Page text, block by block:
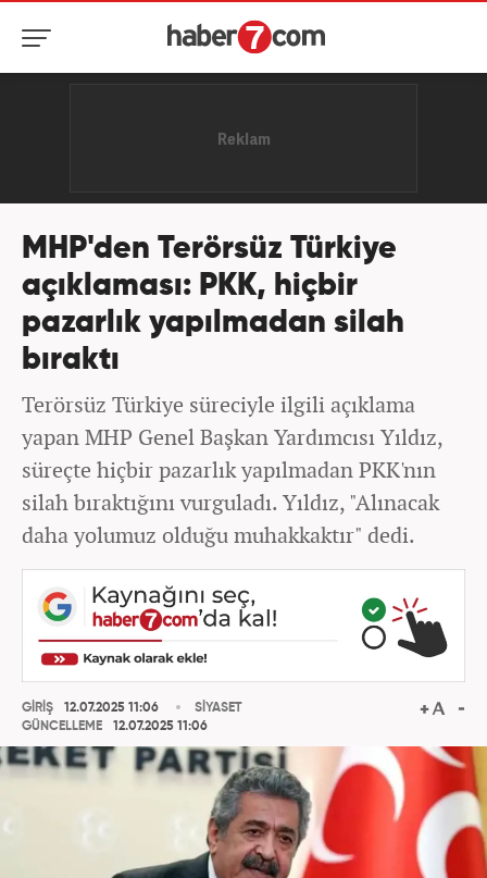
MHP'den Terörsüz Türkiye
açıklaması: PKK, hiçbir
pazarlık yapılmadan silah
bıraktı
Terörsüz Türkiye süreciyle ilgili açıklama
yapan MHP Genel Başkan Yardımcısı Yıldız,
süreçte hiçbir pazarlık yapılmadan PKK'nın
silah bıraktığını vurguladı. Yıldız, "Alınacak
daha yolumuz olduğu muhakkaktır" dedi.
GİRİŞ
12.07.2025 11:06
GÜNCELLEME
12.07.2025 11:06
SİYASET